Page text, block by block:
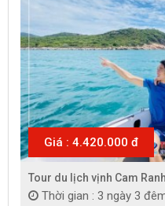
Giá : 4.420.000 đ
Tour du lịch vịnh Cam
Thời gian : 3 ngày 3